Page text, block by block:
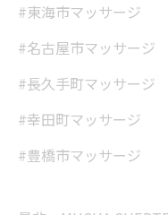
#東海市マッサージ
#名古屋市マッサージ
#長久手町マッサージ
#幸田町マッサージ
#豊橋市マッサージ